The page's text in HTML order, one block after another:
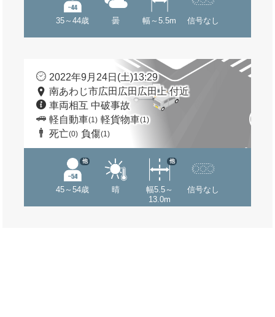
35～44歳 曇 幅～5.5m 信号なし
2022年9月24日(土)13:29
南あわじ市広田広田広田上 付近
車両相互 中破事故
軽自動車(1) 軽貨物車(1)
死亡(0) 負傷(1)
45～54歳
他
晴
幅5.5～
13.0m
他
信号なし